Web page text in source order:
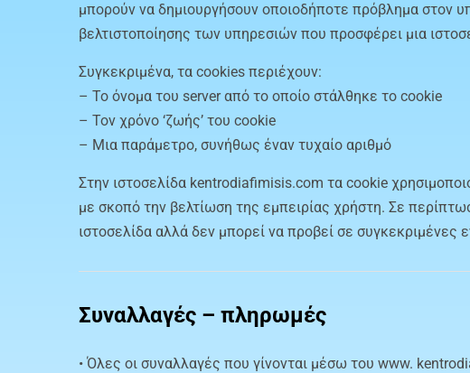
μπορούν να δημιουργήσουν οποιοδήποτε πρόβλημα στον
βελτιστοποίησης των υπηρεσιών που προσφέρει μια
Συγκεκριμένα, τα cookies περιέχουν:
– Το όνομα του server από το οποίο στάλθηκε το cookie
– Τον χρόνο ‘ζωής’ του cookie
– Μια παράμετρο, συνήθως έναν τυχαίο αριθμό
Στην ιστοσελίδα kentrodiafimisis.com τα cookie
με σκοπό την βελτίωση της εμπειρίας χρήστη. Σε
ιστοσελίδα αλλά δεν μπορεί να προβεί σε
Συναλλαγές – πληρωμές
• Όλες οι συναλλαγές που γίνονται μέσω του www.